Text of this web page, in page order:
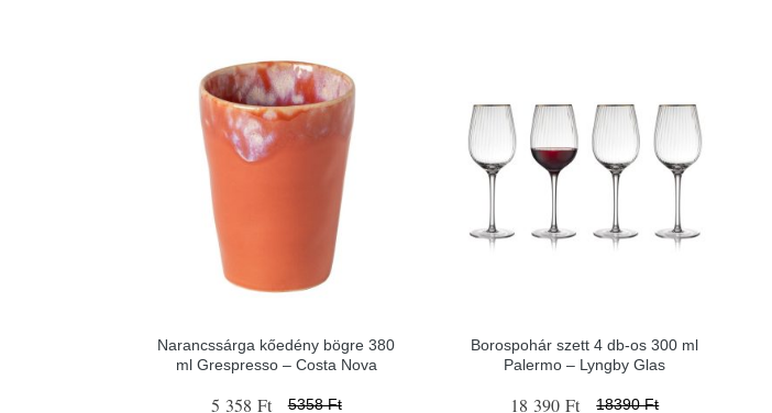
Narancssárga kőedény bögre 380
ml Grespresso – Costa Nova
5 358 Ft 5358 Ft
Borospohár szett 4 db-os 300 ml
Palermo – Lyngby Glas
18 390 Ft 18390 Ft